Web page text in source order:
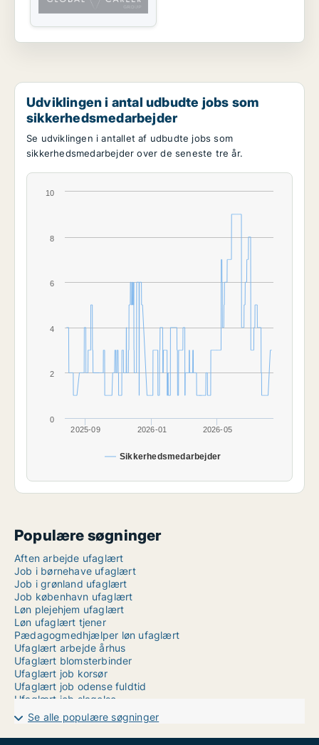
Udviklingen i antal udbudte jobs som
sikkerhedsmedarbejder
Se udviklingen i antallet af udbudte jobs som
sikkerhedsmedarbejder over de seneste tre år.
Sikkerhedsmedarbejder
2025-09 2026-01 2026-05
0
2
4
6
8
10
Populære søgninger
Aften arbejde ufaglært
Job i børnehave ufaglært
Job i grønland ufaglært
Job københavn ufaglært
Løn plejehjem ufaglært
Løn ufaglært tjener
Pædagogmedhjælper løn ufaglært
Ufaglært arbejde århus
Ufaglært blomsterbinder
Ufaglært job korsør
Ufaglært job odense fuldtid
Ufaglært job slagelse
Ufaglært job struer
Ufaglært jobs
Ufaglært mindsteløn
Se alle populære søgninger